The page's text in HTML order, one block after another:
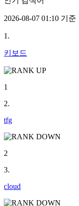
2026-08-07 01:10 기준
1.
키보드
1
2.
tfg
2
3.
cloud